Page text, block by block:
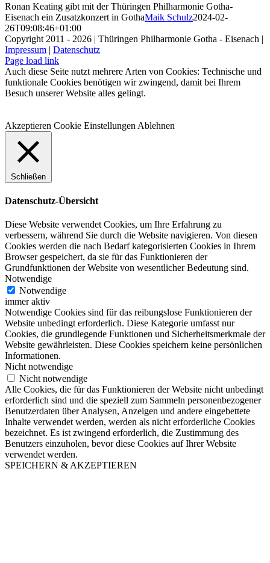
Ronan Keating gibt mit der Thüringen Philharmonie Gotha-
Eisenach ein Zusatzkonzert in GothaMaik Schulz2024-02-
26T09:08:46+01:00
Copyright 2011 - 2026 | Thüringen Philharmonie Gotha - Eisenach |
Impressum | Datenschutz
Facebook
Instagram
WhatsApp
YouTube
E-
Mail
Telefon
Page load link
Auch diese Seite nutzt mehrere Arten von Cookies: Technische und
funktionale Cookies benötigen wir zwingend, damit bei Ihrem
Besuch unserer Website alles gelingt.
Akzeptieren Cookie Einstellungen Ablehnen
Schließen
Datenschutz-Übersicht
Diese Website verwendet Cookies, um Ihre Erfahrung zu
verbessern, während Sie durch die Website navigieren. Von diesen
Cookies werden die nach Bedarf kategorisierten Cookies in Ihrem
Browser gespeichert, da sie für das Funktionieren der
Grundfunktionen der Website von wesentlicher Bedeutung sind.
Notwendige
Notwendige
immer aktiv
Notwendige Cookies sind für das reibungslose Funktionieren der
Website unbedingt erforderlich. Diese Kategorie umfasst nur
Cookies, die grundlegende Funktionen und Sicherheitsmerkmale der
Website gewährleisten. Diese Cookies speichern keine persönlichen
Informationen.
Nicht notwendige
Nicht notwendige
Alle Cookies, die für das Funktionieren der Website nicht unbedingt
erforderlich sind und die speziell zum Sammeln personenbezogener
Benutzerdaten über Analysen, Anzeigen und andere eingebettete
Inhalte verwendet werden, werden als nicht erforderliche Cookies
bezeichnet. Es ist zwingend erforderlich, die Zustimmung des
Benutzers einzuholen, bevor diese Cookies auf Ihrer Website
verwendet werden.
SPEICHERN & AKZEPTIEREN